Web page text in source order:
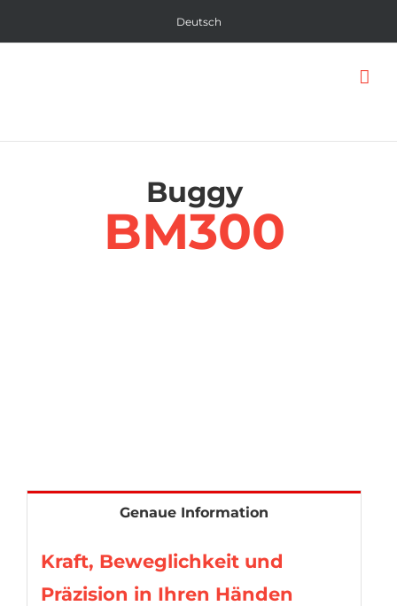
Deutsch
Buggy
BM300
Genaue Information
Kraft, Beweglichkeit und
Präzision in Ihren Händen